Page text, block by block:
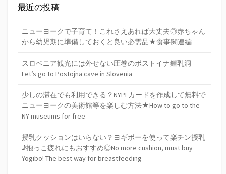
最近の投稿
ニューヨークで子育て！これさえあれば大丈夫◎赤ちゃん
から幼児期に準備しておくと良い必需品★食事関連編
スロベニア観光には外せない圧巻のポストイナ鍾乳洞
Let’s go to Postojna cave in Slovenia
少しの滞在でも利用できる？NYPLカードを作成して無料で
ニューヨークの美術館等を楽しむ方法★How to go to the
NY museums for free
授乳クッションはいらない？ヨギボーを使って楽チン授乳
♪抱っこ疲れにもおすすめ◎No more cushion, must buy
Yogibo! The best way for breastfeeding